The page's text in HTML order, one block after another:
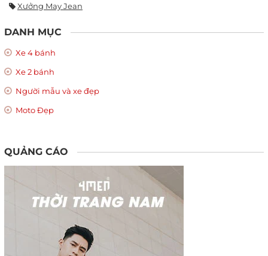
Xưởng May Jean
DANH MỤC
Xe 4 bánh
Xe 2 bánh
Người mẫu và xe đẹp
Moto Đẹp
QUẢNG CÁO